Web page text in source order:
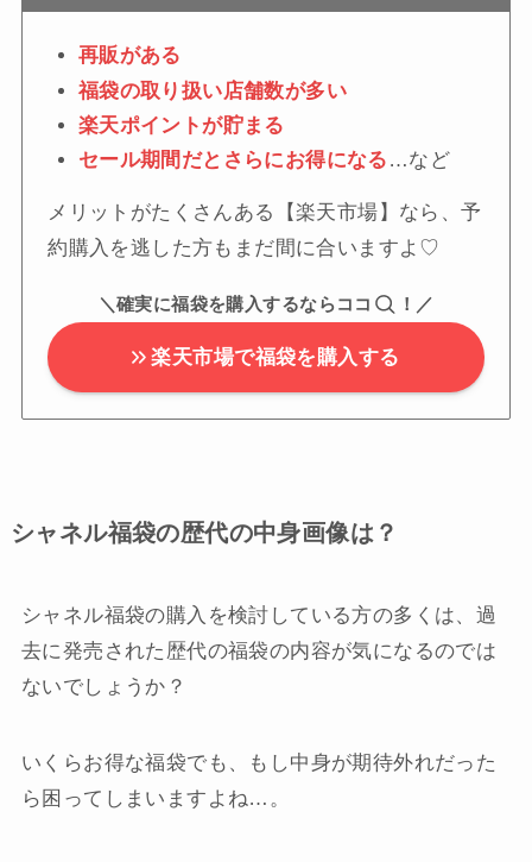
再販がある
福袋の取り扱い店舗数が多い
楽天ポイントが貯まる
セール期間だとさらにお得になる …など
メリットがたくさんある【楽天市場】なら、予
約購入を逃した方もまだ間に合いますよ♡
＼確実に福袋を購入するならココ ！／
楽天市場で福袋を購入する
シャネル福袋の歴代の中身画像は？
シャネル福袋の購入を検討している方の多くは、過
去に発売された歴代の福袋の内容が気になるのでは
ないでしょうか？
いくらお得な福袋でも、もし中身が期待外れだった
ら困ってしまいますよね…。